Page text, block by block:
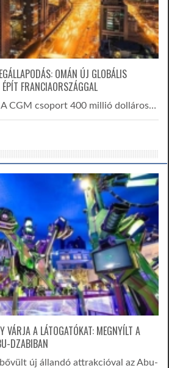
OMÁN ÚJ GLOBÁLIS
FRANCIAORSZÁGGAL
CGM csoport 400 millió dolláros…
VÁRJA A LÁTOGATÓKAT: MEGNYÍLT A
DZABIBAN
új állandó attrakcióval az Abu-